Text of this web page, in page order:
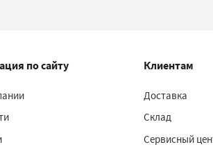
по сайту Клиентам
Доставка
Склад
Сервисный